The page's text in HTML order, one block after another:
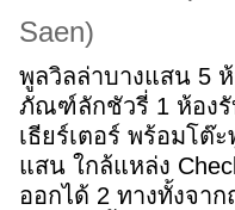
Saen)
พูลวิลล่าบางแสน 5
ภัณฑ์ลักชัวรี่ 1 ห้อง
เธียร์เตอร์ พร้อมโต๊
แสน ใกล้แหล่ง
ออกได้ 2 ทางทั้งจา